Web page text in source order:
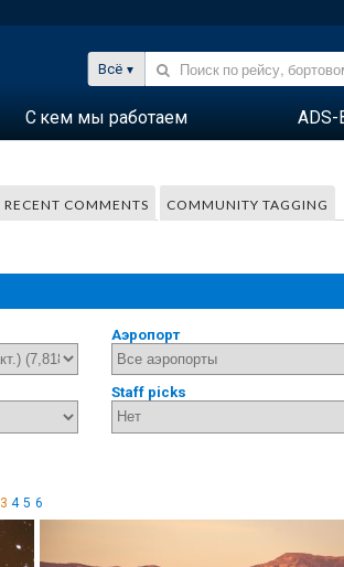
Всё
С кем мы работаем ADS-
RECENT COMMENTS COMMUNITY TAGGING
Аэропорт
Staff picks
3 4 5 6